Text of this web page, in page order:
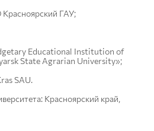
ГАУ;
Educational Institution of
State Agrarian University»;
SAU.
Красноярский край,